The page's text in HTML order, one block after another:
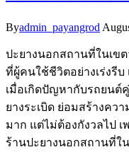
Byadmin_payangrod
ปะยางนอกสถานที่ในเข
ที่ผู้คนใช้ชีวิตอย่างเร่งรีบ
เมื่อเกิดปัญหากับรถยนต์
ยางระเบิด ย่อมสร้างคว
มาก แต่ไม่ต้องกังวลไป เ
ร้านปะยางนอกสถานที่ใ